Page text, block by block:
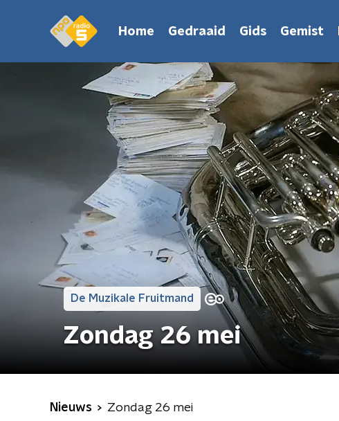
Home Gedraaid Gids Gemist
De Muzikale Fruitmand
Zondag 26 mei
Nieuws Zondag 26 mei